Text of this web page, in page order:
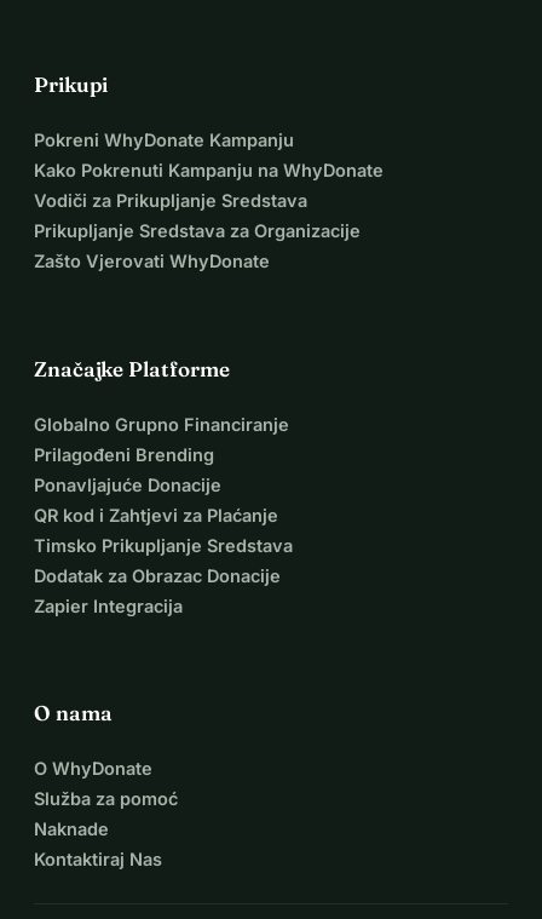
Prikupi
Pokreni WhyDonate Kampanju
Kako Pokrenuti Kampanju na WhyDonate
Vodiči za Prikupljanje Sredstava
Prikupljanje Sredstava za Organizacije
Zašto Vjerovati WhyDonate
Značajke Platforme
Globalno Grupno Financiranje
Prilagođeni Brending
Ponavljajuće Donacije
QR kod i Zahtjevi za Plaćanje
Timsko Prikupljanje Sredstava
Dodatak za Obrazac Donacije
Zapier Integracija
O nama
O WhyDonate
Služba za pomoć
Naknade
Kontaktiraj Nas